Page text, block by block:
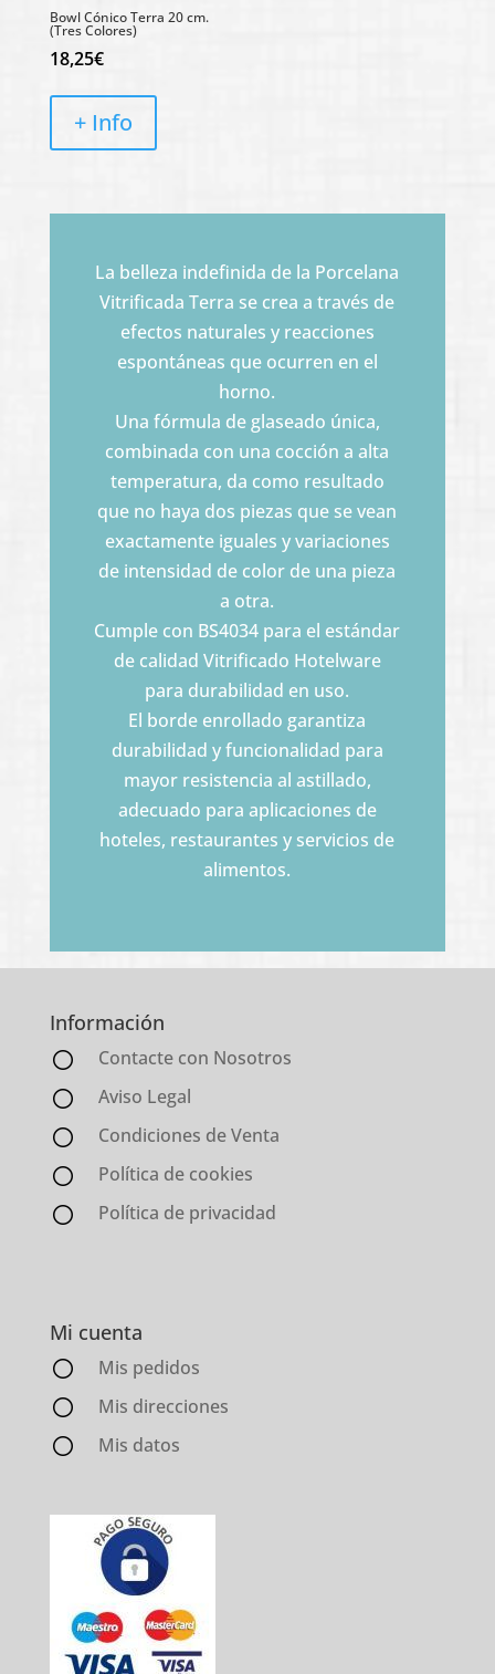
Bowl Cónico Terra 20 cm.
(Tres Colores)
18,25€
+ Info
La belleza indefinida de la Porcelana
Vitrificada Terra se crea a través de
efectos naturales y reacciones
espontáneas que ocurren en el
horno.
Una fórmula de glaseado única,
combinada con una cocción a alta
temperatura, da como resultado
que no haya dos piezas que se vean
exactamente iguales y variaciones
de intensidad de color de una pieza
a otra.
Cumple con BS4034 para el estándar
de calidad Vitrificado Hotelware
para durabilidad en uso.
El borde enrollado garantiza
durabilidad y funcionalidad para
mayor resistencia al astillado,
adecuado para aplicaciones de
hoteles, restaurantes y servicios de
alimentos.
Información
Contacte con Nosotros
Aviso Legal
Condiciones de Venta
Política de cookies
Política de privacidad
Mi cuenta
Mis pedidos
Mis direcciones
Mis datos